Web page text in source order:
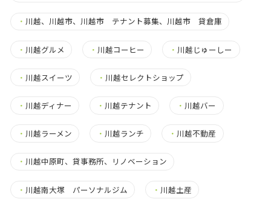
・ 川越、川越市、川越市 テナント募集、川越市 貸倉庫
・ 川越グルメ ・ 川越コーヒー ・ 川越じゅーしー
・ 川越スイーツ ・ 川越セレクトショップ
・ 川越ディナー ・ 川越テナント ・ 川越バー
・ 川越ラーメン ・ 川越ランチ ・ 川越不動産
・ 川越中原町、貸事務所、リノベーション
・ 川越南大塚 パーソナルジム ・ 川越土産